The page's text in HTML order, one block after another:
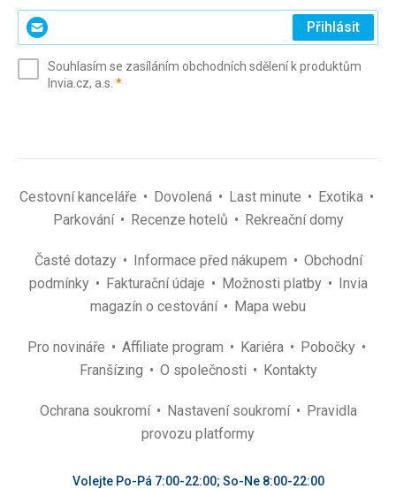
Zadejte
svůj
(povinné)
Přihlásit
Souhlasím se zasíláním obchodních sdělení k produktům
Invia.cz, a.s. *(povinné)
Cestovní kanceláře Dovolená Last minute
Exotika
Parkování
Recenze hotelů Rekreační domy
Časté dotazy Informace před nákupem
Obchodní
podmínky
Fakturační údaje Možnosti platby
Invia
magazín o cestování
Mapa webu
Pro novináře Affiliate program Kariéra
Pobočky
Franšízing
O společnosti Kontakty
Ochrana soukromí Nastavení soukromí
Pravidla
provozu platformy
Volejte Po-Pá 7:00-22:00; So-Ne 8:00-22:00